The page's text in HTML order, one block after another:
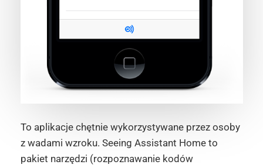
To aplikacje chętnie wykorzystywane przez osoby
z wadami wzroku. Seeing Assistant Home to
pakiet narzędzi (rozpoznawanie kodów